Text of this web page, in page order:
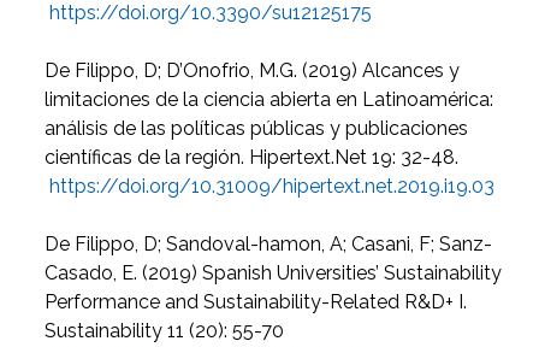
https://doi.org/10.3390/su12125175
De Filippo, D; D’Onofrio, M.G. (2019) Alcances y
limitaciones de la ciencia abierta en Latinoamérica:
análisis de las políticas públicas y publicaciones
científicas de la región. Hipertext.Net 19: 32-48.
https://doi.org/10.31009/hipertext.net.2019.i19.03
De Filippo, D; Sandoval-hamon, A; Casani, F; Sanz-
Casado, E. (2019) Spanish Universities’ Sustainability
Performance and Sustainability-Related R&D+ I.
Sustainability 11 (20): 55-70